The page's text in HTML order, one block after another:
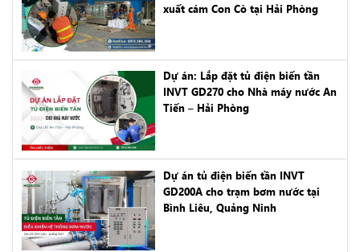
xuất cám Con Cò tại Hải Phòng
Dự án: Lắp đặt tủ điện biến tần
INVT GD270 cho Nhà máy nước An
Tiến – Hải Phòng
Dự án tủ điện biến tần INVT
GD200A cho trạm bơm nước tại
Bình Liêu, Quảng Ninh